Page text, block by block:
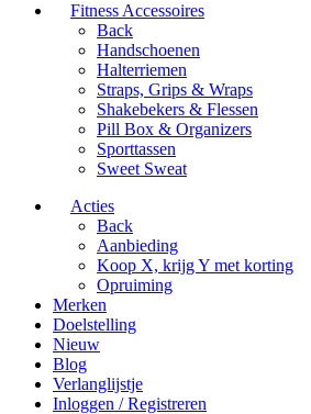
Fitness Accessoires
Back
Handschoenen
Halterriemen
Straps, Grips & Wraps
Shakebekers & Flessen
Pill Box & Organizers
Sporttassen
Sweet Sweat
Acties
Back
Aanbieding
Koop X, krijg Y met korting
Opruiming
Merken
Doelstelling
Nieuw
Blog
Verlanglijstje
Inloggen / Registreren